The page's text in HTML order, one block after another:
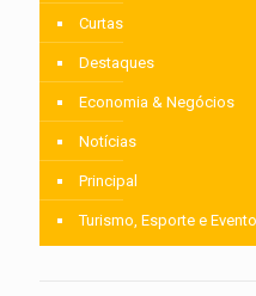
Curtas
Destaques
Economia & Negócios
Notícias
Principal
Turismo, Esporte e